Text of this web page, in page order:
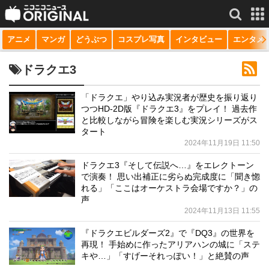
サービス一覧 もっと見る
動画
生放送
ニュース
チャンネル
マンガ
アニメ マンガ どうぶつ コスプレ写真 インタビュー エンタメ
ドラクエ3
「ドラクエ」やり込み実況者が歴史を振り返り
つつHD-2D版『ドラクエ3』をプレイ！ 過去作
と比較しながら冒険を楽しむ実況シリーズがス
タート
2024年11月19日 11:50
ドラクエ3『そして伝説へ…』をエレクトーン
で演奏！ 思い出補正に劣らぬ完成度に「聞き惚
れる」「ここはオーケストラ会場ですか？」の
声
2024年11月13日 11:55
『ドラクエビルダーズ2』で『DQ3』の世界を
再現！ 手始めに作ったアリアハンの城に「ステ
キや…」「すげーそれっぽい！」と絶賛の声